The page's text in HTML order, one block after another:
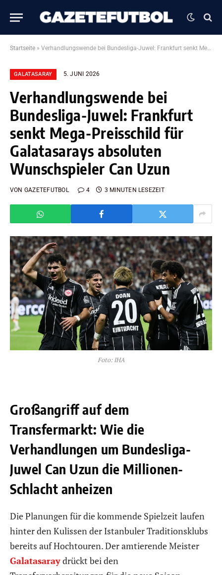
Startseite » Verhandlungswende bei Bundesliga-Juwel: Frankfurt senkt Mega-Preisschild für Galatasarays absoluten Wunschspieler Can Uzun
GALATASARAY 5. JUNI 2026
Verhandlungswende bei
Bundesliga-Juwel: Frankfurt
senkt Mega-Preisschild für
Galatasarays absoluten
Wunschspieler Can Uzun
VON GAZETEFUTBOL 4 3 MINUTEN LESEZEIT
Foto: IHA
Großangriff auf dem
Transfermarkt: Wie die
Verhandlungen um Bundesliga-
Juwel Can Uzun die Millionen-
Schlacht anheizen
Die Planungen für die kommende Spielzeit laufen
hinter den Kulissen der Istanbuler Traditionsklubs
bereits auf Hochtouren. Der amtierende Meister
Galatasaraydrückt bei den